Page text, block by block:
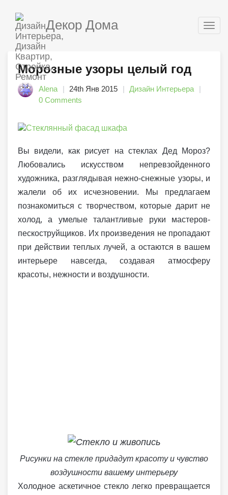
Декор Дома
Морозные узоры целый год
Alena 24th Янв 2015
Дизайн Интерьера
0 Comments
Вы видели, как рисует на стеклах Дед Мороз?
Любовались искусством непревзойденного
художника, разглядывая нежно-снежные узоры, и
жалели об их исчезновении. Мы предлагаем
познакомиться с творчеством, которые дарит не
холод, а умелые талантливые руки мастеров-
пескоструйщиков. Их произведения не пропадают
при действии теплых лучей, а остаются в вашем
интерьере навсегда, создавая атмосферу
красоты, нежности и воздушности.
Рисунки на стекле придадут красоту и чувство
воздушности вашему интерьеру
Холодное аскетичное стекло легко превращается